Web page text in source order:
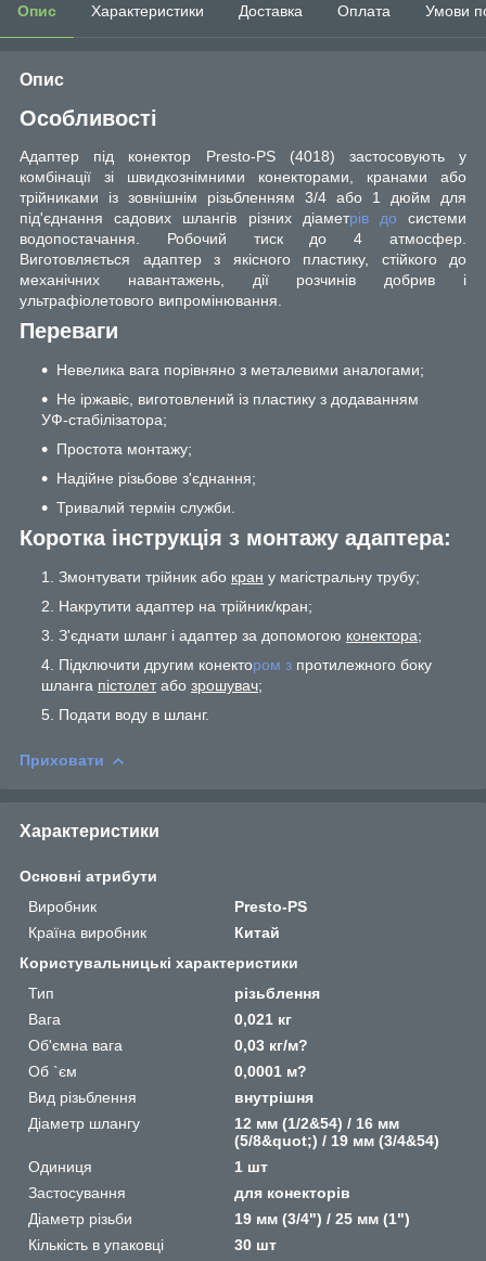
Опис Характеристики Доставка Оплата Умови
Опис
Особливості
Адаптер під конектор Presto-PS (4018) застосовують у
комбінації зі швидкознімними конекторами, кранами або
трійниками із зовнішнім різьбленням 3/4 або 1 дюйм для
під'єднання садових шлангів різних діаметрів досистеми
водопостачання. Робочий тиск до 4 атмосфер.
Виготовляється адаптер з якісного пластику, стійкого до
механічних навантажень, дії розчинів добрив і
ультрафіолетового випромінювання.
Переваги
Невелика вага порівняно з металевими аналогами;
Не іржавіє, виготовлений із пластику з додаванням
УФ-стабілізатора;
Простота монтажу;
Надійне різьбове з'єднання;
Тривалий термін служби.
Коротка інструкція з монтажу адаптера:
Змонтувати трійник або кран у магістральну трубу;
Накрутити адаптер на трійник/кран;
З'єднати шланг і адаптер за допомогою конектора;
Підключити другим конектором з протилежного боку
шланга пістолетабо зрошувач;
Подати воду в шланг.
Приховати
Характеристики
Основні атрибути
Виробник
Presto-PS
Країна виробник
Китай
Користувальницькі характеристики
Тип
різьблення
Вага
0,021 кг
Об'ємна вага
0,03 кг/м?
Об `єм
0,0001 м?
Вид різьблення
внутрішня
Діаметр шлангу
12 мм (1/2&54) / 16 мм
(5/8&quot;) / 19 мм (3/4&54)
Одиниця
1 шт
Застосування
для конекторів
Діаметр різьби
19 мм (3/4") / 25 мм (1")
Кількість в упаковці
30 шт